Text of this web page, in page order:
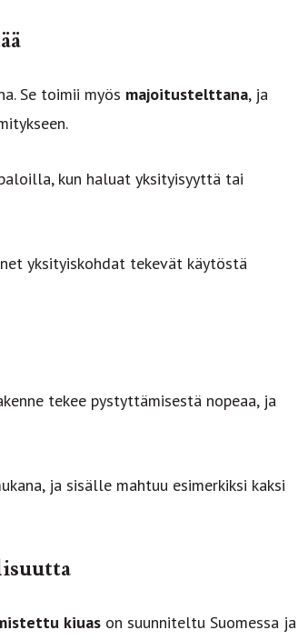
Se toimii myös majoitustelttana, ja
kun haluat yksityisyyttä tai
yksityiskohdat tekevät käytöstä
tekee pystyttämisestä nopeaa, ja
ja sisälle mahtuu esimerkiksi kaksi
kiuas on suunniteltu Suomessa ja